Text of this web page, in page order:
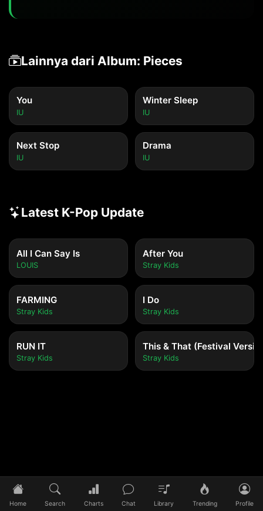
Lainnya dari Album: Pieces
You
IU
Winter Sleep
IU
Next Stop
IU
Drama
IU
Latest K-Pop Update
All I Can Say Is
LOUIS
After You
Stray Kids
FARMING
Stray Kids
I Do
Stray Kids
RUN IT
Stray Kids
This & That (Festival
Stray Kids
Home Search Charts Chat Library Trending Profile
0:00/0:00